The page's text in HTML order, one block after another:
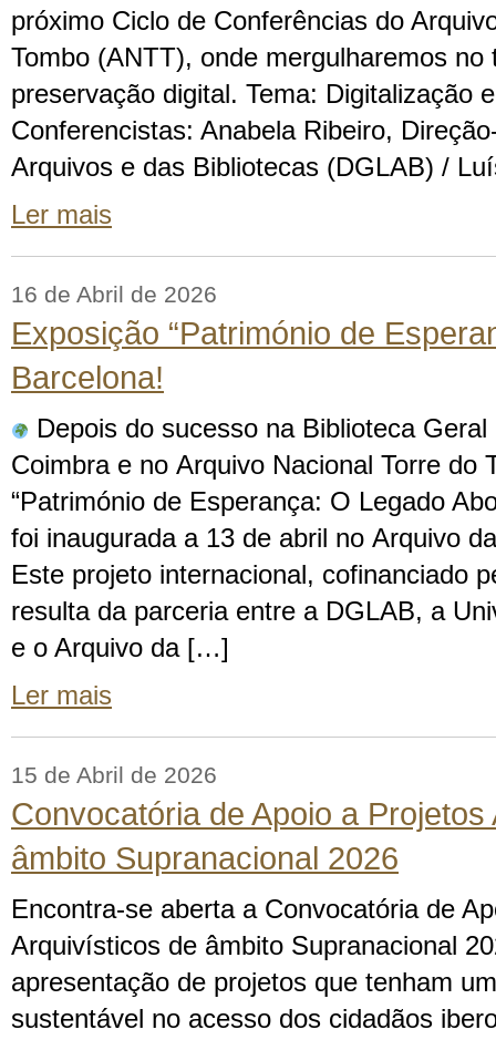
próximo Ciclo de Conferências do
Tombo (ANTT), onde mergulharemos no
preservação digital. Tema: Digitalização
Conferencistas: Anabela Ribeiro,
Arquivos e das Bibliotecas (DGLAB) /
Ler mais
16 de Abril de 2026
Exposição “Património de
Barcelona!
Depois do sucesso na Biblioteca
Coimbra e no Arquivo Nacional Torre do
“Património de Esperança: O Legado
foi inaugurada a 13 de abril no Arquivo
Este projeto internacional, cofinanciado
resulta da parceria entre a DGLAB, a
e o Arquivo da […]
Ler mais
15 de Abril de 2026
Convocatória de Apoio a
âmbito Supranacional 2026
Encontra-se aberta a Convocatória de
Arquivísticos de âmbito Supranacional
apresentação de projetos que tenham
sustentável no acesso dos cidadãos